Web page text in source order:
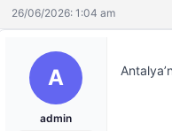
26/06/2026: 1:04 am
A
admin